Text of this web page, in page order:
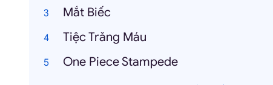
Mắt Biếc
Tiệc Trăng Máu
One Piece Stampede